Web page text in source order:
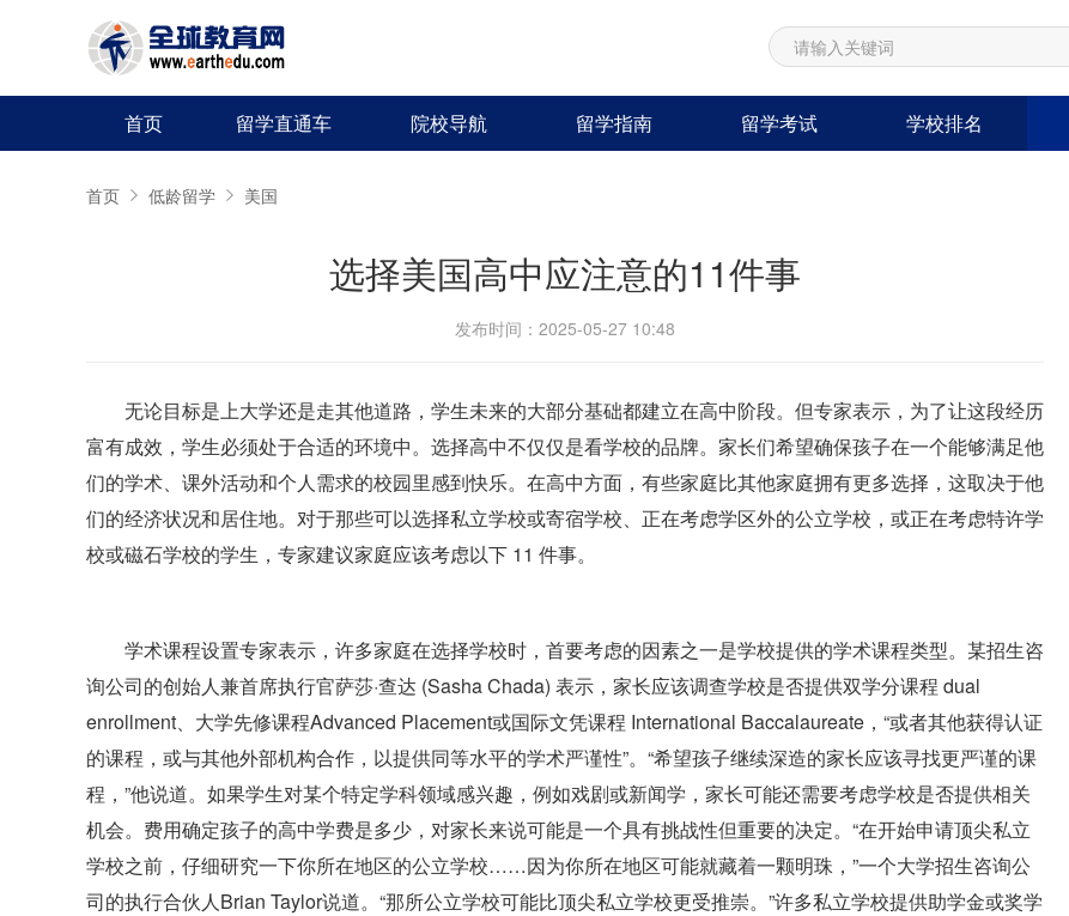
首页 留学直通车 院校导航 留学指南 留学考试 学校排名
首页 低龄留学 美国
选择美国高中应注意的11件事
发布时间：2025-05-27 10:48
无论目标是上大学还是走其他道路，学生未来的大部分基础都建立在高中阶段。但专家表示，为了让这段经历
富有成效，学生必须处于合适的环境中。选择高中不仅仅是看学校的品牌。家长们希望确保孩子在一个能够满足他
们的学术、课外活动和个人需求的校园里感到快乐。在高中方面，有些家庭比其他家庭拥有更多选择，这取决于他
们的经济状况和居住地。对于那些可以选择私立学校或寄宿学校、正在考虑学区外的公立学校，或正在考虑特许学
校或磁石学校的学生，专家建议家庭应该考虑以下 11 件事。
学术课程设置专家表示，许多家庭在选择学校时，首要考虑的因素之一是学校提供的学术课程类型。某招生咨
询公司的创始人兼首席执行官萨莎·查达 (Sasha Chada) 表示，家长应该调查学校是否提供双学分课程 dual
enrollment、大学先修课程Advanced Placement或国际文凭课程 International Baccalaureate，“或者其他获得认证
的课程，或与其他外部机构合作，以提供同等水平的学术严谨性”。“希望孩子继续深造的家长应该寻找更严谨的课
程，”他说道。如果学生对某个特定学科领域感兴趣，例如戏剧或新闻学，家长可能还需要考虑学校是否提供相关
机会。费用确定孩子的高中学费是多少，对家长来说可能是一个具有挑战性但重要的决定。“在开始申请顶尖私立
学校之前，仔细研究一下你所在地区的公立学校……因为你所在地区可能就藏着一颗明珠，”一个大学招生咨询公
司的执行合伙人Brian Taylor说道。“那所公立学校可能比顶尖私立学校更受推崇。”许多私立学校提供助学金或奖学